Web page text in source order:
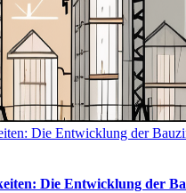
Die Entwicklung der
Die Entwicklung der